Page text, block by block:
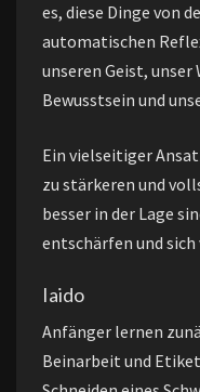
es, diese Dinge von
automatischen
unseren Geist,
Bewusstsein und
Ein vielseitiger
zu stärkeren und
besser in der Lage
entschärfen und
Iaido
Anfänger lernen
Beinarbeit und